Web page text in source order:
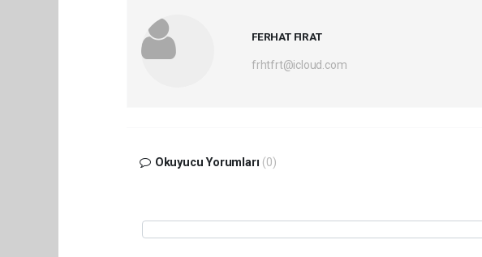
FERHAT FIRAT
frhtfrt@icloud.com
Okuyucu Yorumları (0)